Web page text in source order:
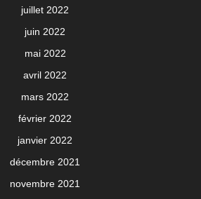
juillet 2022
juin 2022
mai 2022
avril 2022
mars 2022
février 2022
janvier 2022
décembre 2021
novembre 2021